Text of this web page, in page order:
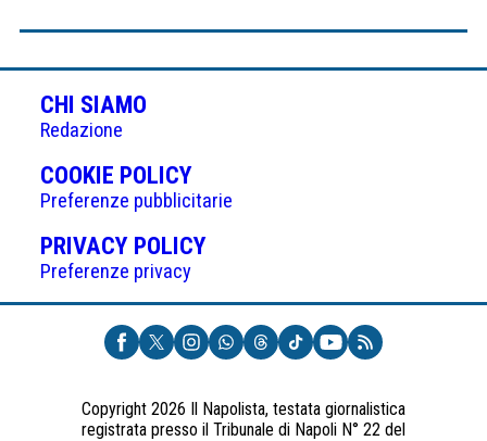
CHI SIAMO
Redazione
COOKIE POLICY(APRE
IN
UNA
NUOVA
Preferenze pubblicitarie
PRIVACY POLICY(APRE
UNA
NUOVA
SCHEDA)
Preferenze privacy
Copyright 2026 Il Napolista, testata giornalistica
registrata presso il Tribunale di Napoli N° 22 del